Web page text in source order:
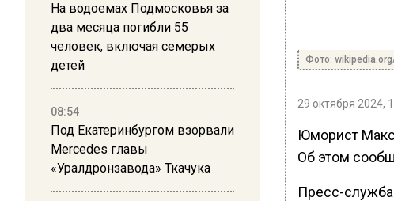
На водоемах Подмосковья за
два месяца погибли 55
человек, включая семерых
детей
08:54
Под Екатеринбургом взорвали
Mercedes главы
«Уралдронзавода» Ткачука
Фото:
29 октября 2024,
Юморист
Об этом
Пресс-